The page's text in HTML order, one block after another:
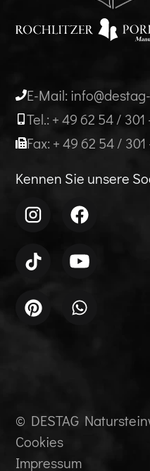
E-Mail:
Tel.: + 49 62 54 / 301
Fax: + 49 62 54 / 301
Kennen Sie unsere
© DESTAG
Cookies
Impressum